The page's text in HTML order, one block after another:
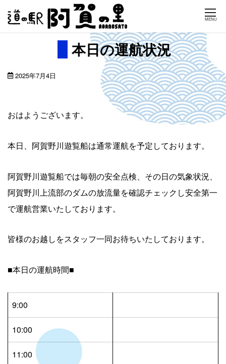
Skip
MENU
本日の運航状況
2025年7月4日
おはようございます。
本日、阿賀野川遊覧船は通常運航を予定しております。
阿賀野川遊覧船では毎朝の安全点検、その日の気象状況、
阿賀野川上流部のダムの放流量を確認チェックし安全第一
で運航営業いたしております。
皆様のお越しをスタッフ一同お待ちいたしております。
■本日の運航時間■
9:00
10:00
11:00